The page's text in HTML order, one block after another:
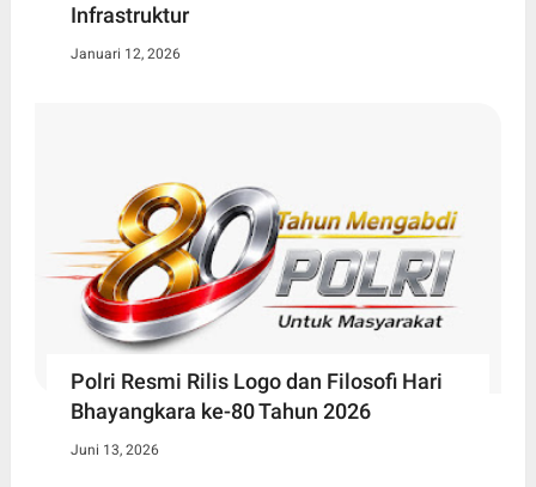
Infrastruktur
Januari 12, 2026
Polri Resmi Rilis Logo dan Filosofi Hari
Bhayangkara ke-80 Tahun 2026
Juni 13, 2026